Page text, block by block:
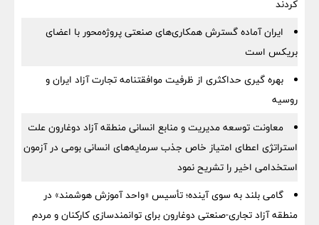
کردند
ایران آماده گسترش همکاری‌های صنعتی پروژه‌محور با اعضای
بریکس است
بهره گیری حداکثری از ظرفیت موافقتنامه تجارت آزاد ایران و
روسیه
معاونت توسعه مدیریت و منابع انسانی منطقه آزاد دوغارون علت
استراتژی اعطای امتیاز خاص جذب سرمایه‌های انسانی بومی در آزمون
استخدامی اخیر را تشریح نمود
گامی بلند به سوی آینده؛ تأسیس «واحد آموزش هوشمند» در
منطقه آزاد تجاری-صنعتی دوغارون برای توانمندسازی کارکنان و مردم